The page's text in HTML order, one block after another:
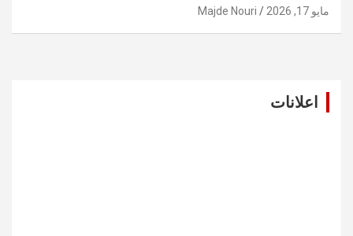
مايو 17, 2026 Majde Nouri
اعلانات